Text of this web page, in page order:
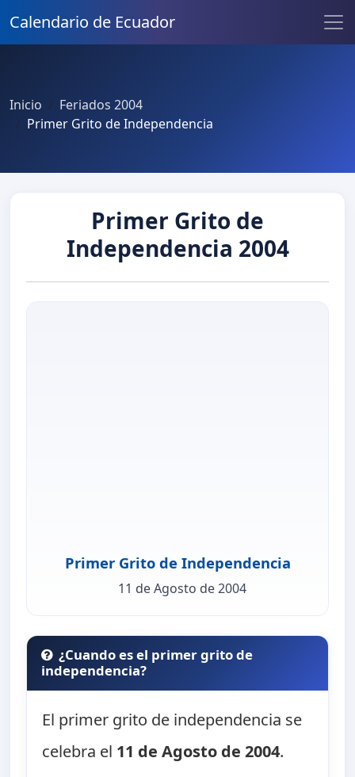
Calendario de Ecuador
Inicio
Feriados 2004
Primer Grito de Independencia
Primer Grito de
Independencia 2004
Primer Grito de Independencia
11 de Agosto de 2004
¿Cuando es el primer grito de
independencia?
El primer grito de independencia se
celebra el 11 de Agosto de 2004.